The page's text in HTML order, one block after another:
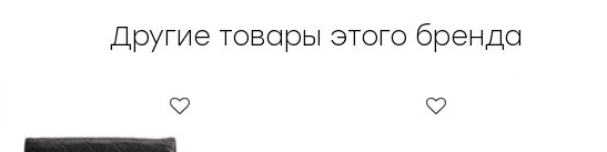
Другие товары этого бренда